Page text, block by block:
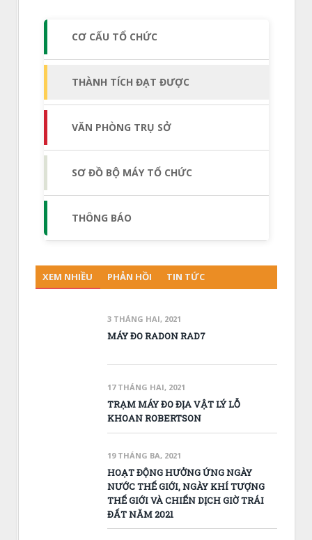
CƠ CẤU TỔ CHỨC
THÀNH TÍCH ĐẠT ĐƯỢC
VĂN PHÒNG TRỤ SỞ
SƠ ĐỒ BỘ MÁY TỔ CHỨC
THÔNG BÁO
XEM NHIỀU PHẢN HỒI TIN TỨC
3 THÁNG HAI, 2021
MÁY ĐO RADON RAD7
17 THÁNG HAI, 2021
TRẠM MÁY ĐO ĐỊA VẬT LÝ LỖ
KHOAN ROBERTSON
19 THÁNG BA, 2021
HOẠT ĐỘNG HƯỞNG ỨNG NGÀY
NƯỚC THẾ GIỚI, NGÀY KHÍ TƯỢNG
THẾ GIỚI VÀ CHIẾN DỊCH GIỜ TRÁI
ĐẤT NĂM 2021